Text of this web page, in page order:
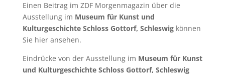
Einen Beitrag im ZDF Morgenmagazin über die
Ausstellung im Museum für Kunst und
Kulturgeschichte Schloss Gottorf, Schleswigkönnen
Sie hieransehen.
Eindrücke von der Ausstellung im Museum für Kunst
und Kulturgeschichte Schloss Gottorf, Schleswig